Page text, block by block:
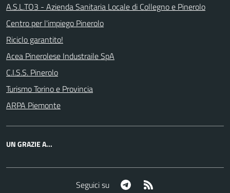
A.S.L.TO3 - Azienda Sanitaria Locale di Collegno e Pinerolo
Centro per l'impiego Pinerolo
Riciclo garantito!
Acea Pinerolese Industraile SpA
C.I.S.S. Pinerolo
Turismo Torino e Provincia
ARPA Piemonte
UN GRAZIE A...
Seguici su Telegram